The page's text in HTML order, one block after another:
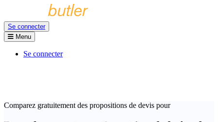
Se connecter
Menu
Se connecter
Comparez gratuitement des propositions de devis pour